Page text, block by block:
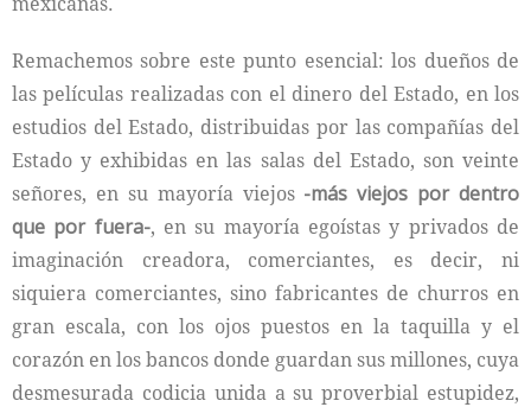
Remachemos sobre este punto esencial: los dueños de
las películas realizadas con el dinero del Estado, en los
estudios del Estado, distribuidas por las compañías del
Estado y exhibidas en las salas del Estado, son veinte
señores, en su mayoría viejos -más viejos por dentro
que por fuera-, en su mayoría egoístas y privados de
imaginación creadora, comerciantes, es decir, ni
siquiera comerciantes, sino fabricantes de churros en
gran escala, con los ojos puestos en la taquilla y el
corazón en los bancos donde guardan sus millones, cuya
desmesurada codicia unida a su proverbial estupidez,